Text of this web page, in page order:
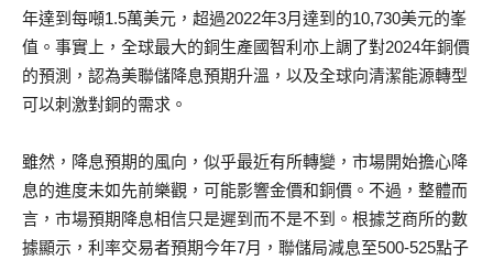
年達到每噸1.5萬美元，超過2022年3月達到的10,730美元的峯
值。事實上，全球最大的銅生產國智利亦上調了對2024年銅價
的預測，認為美聯儲降息預期升溫，以及全球向清潔能源轉型
可以刺激對銅的需求。
雖然，降息預期的風向，似乎最近有所轉變，市場開始擔心降
息的進度未如先前樂觀，可能影響金價和銅價。不過，整體而
言，市場預期降息相信只是遲到而不是不到。根據芝商所的數
據顯示，利率交易者預期今年7月，聯儲局減息至500-525點子